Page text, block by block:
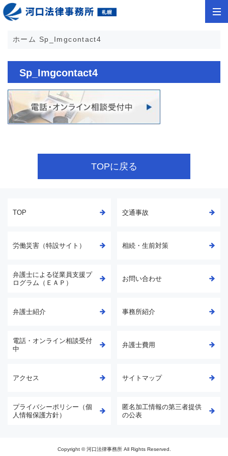
ホーム Sp_Imgcontact4
Sp_Imgcontact4
TOPに戻る
TOP 交通事故
労働災害（特設サイト） 相続・生前対策
弁護士による従業員支援プ
ログラム（ＥＡＰ）
お問い合わせ
弁護士紹介 事務所紹介
電話・オンライン相談受付
中
弁護士費用
アクセス サイトマップ
プライバシーポリシー（個
人情報保護方針）
匿名加工情報の第三者提供
の公表
Copyright © 河口法律事務所 All Rights Reserved.